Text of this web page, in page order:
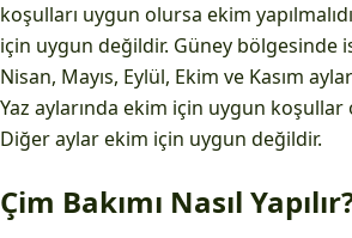
koşulları uygun olursa ekim
için uygun değildir. Güney bölgesinde
Nisan, Mayıs, Eylül, Ekim ve Kasım
Yaz aylarında ekim için uygun koşullar
Diğer aylar ekim için uygun değildir.
Çim Bakımı Nasıl